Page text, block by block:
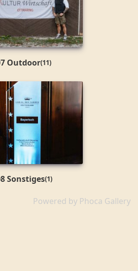
07 Outdoor(11)
08 Sonstiges(1)
Powered by Phoca Gallery